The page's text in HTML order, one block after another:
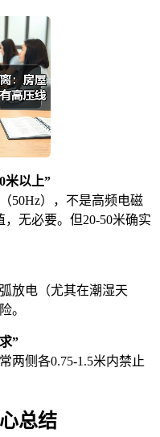
米以上”
50Hz），不是高频电磁
无必要。但20-50米确实
放电（尤其在潮湿天
。
”
两侧各0.75-1.5米内禁止
总结